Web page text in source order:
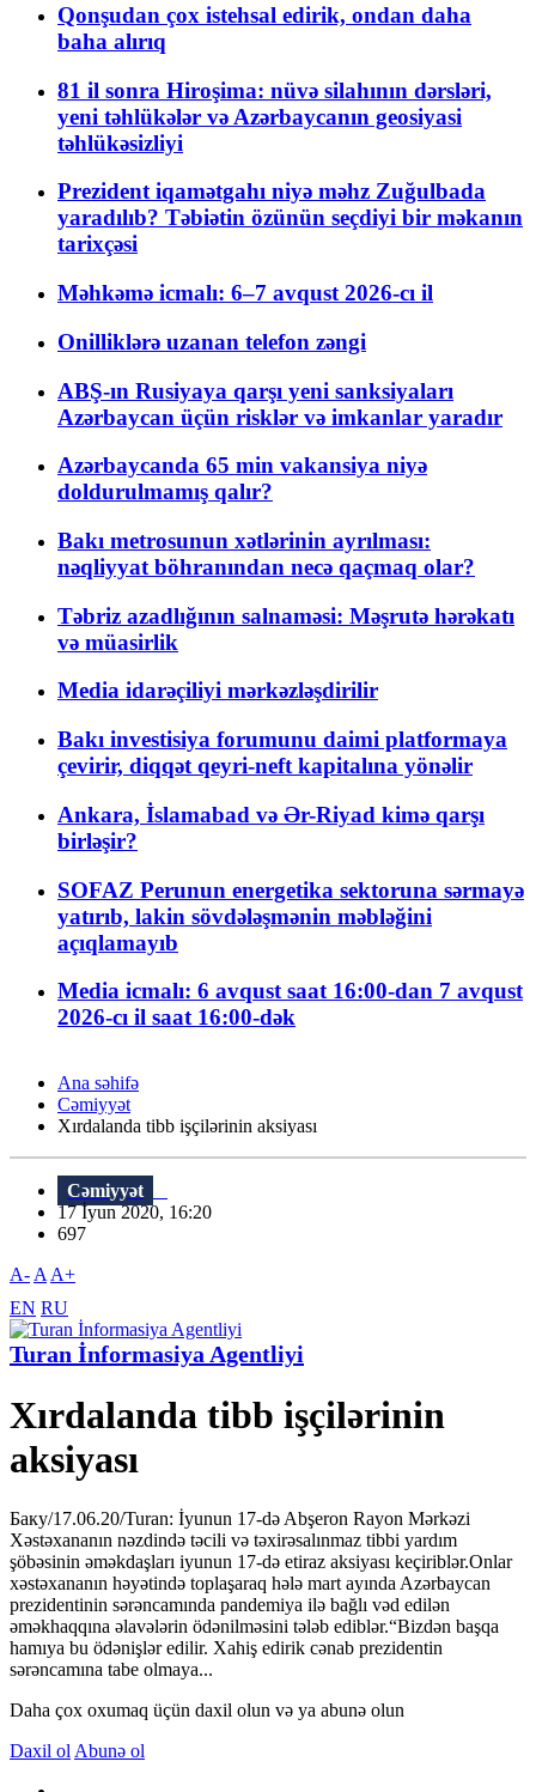
Qonşudan çox istehsal edirik, ondan daha
baha alırıq
81 il sonra Hiroşima: nüvə silahının dərsləri,
yeni təhlükələr və Azərbaycanın geosiyasi
təhlükəsizliyi
Prezident iqamətgahı niyə məhz Zuğulbada
yaradılıb? Təbiətin özünün seçdiyi bir məkanın
tarixçəsi
Məhkəmə icmalı: 6–7 avqust 2026-cı il
Onilliklərə uzanan telefon zəngi
ABŞ-ın Rusiyaya qarşı yeni sanksiyaları
Azərbaycan üçün risklər və imkanlar yaradır
Azərbaycanda 65 min vakansiya niyə
doldurulmamış qalır?
Bakı metrosunun xətlərinin ayrılması:
nəqliyyat böhranından necə qaçmaq olar?
Təbriz azadlığının salnaməsi: Məşrutə hərəkatı
və müasirlik
Media idarəçiliyi mərkəzləşdirilir
Bakı investisiya forumunu daimi platformaya
çevirir, diqqət qeyri-neft kapitalına yönəlir
Ankara, İslamabad və Ər-Riyad kimə qarşı
birləşir?
SOFAZ Perunun energetika sektoruna sərmayə
yatırıb, lakin sövdələşmənin məbləğini
açıqlamayıb
Media icmalı: 6 avqust saat 16:00-dan 7 avqust
2026-cı il saat 16:00-dək
Ana səhifə
Cəmiyyət
Xırdalanda tibb işçilərinin aksiyası
Cəmiyyət
17 İyun 2020, 16:20
697
A- A A+
EN RU
Turan İnformasiya Agentliyi
Xırdalanda tibb işçilərinin
aksiyası
Баку/17.06.20/Turan: İyunun 17-də Abşeron Rayon Mərkəzi
Xəstəxananın nəzdində təcili və təxirəsalınmaz tibbi yardım
şöbəsinin əməkdaşları iyunun 17-də etiraz aksiyası keçiriblər.Onlar
xəstəxananın həyətində toplaşaraq hələ mart ayında Azərbaycan
prezidentinin sərəncamında pandemiya ilə bağlı vəd edilən
əməkhaqqına əlavələrin ödənilməsini tələb ediblər.“Bizdən başqa
hamıya bu ödənişlər edilir. Xahiş edirik cənab prezidentin
sərəncamına tabe olmaya...
Daha çox oxumaq üçün daxil olun və ya abunə olun
Daxil ol Abunə ol